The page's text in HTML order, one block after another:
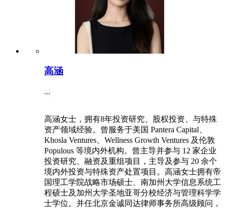
高涵
...
高涵女士，拥有8年投资研究、股权投资、与特殊
资产领域经验。曾服务于美国 Pantera Capital、
Khosla Ventures、Wellness Growth Ventures 及伦敦
Populous 等境内外机构。曾主导并参与 12 家企业
投资研究、融资及重组项目，主导及参与 20 余个
境内外投资与特殊资产处置项目。高涵女士拥有帝
国理工学院战略市场硕士、南加州大学信息系统工
程硕士及加州大学圣地亚哥分校经济与管理科学学
士学位。并任北京金诚同达律师事务所高级顾问，